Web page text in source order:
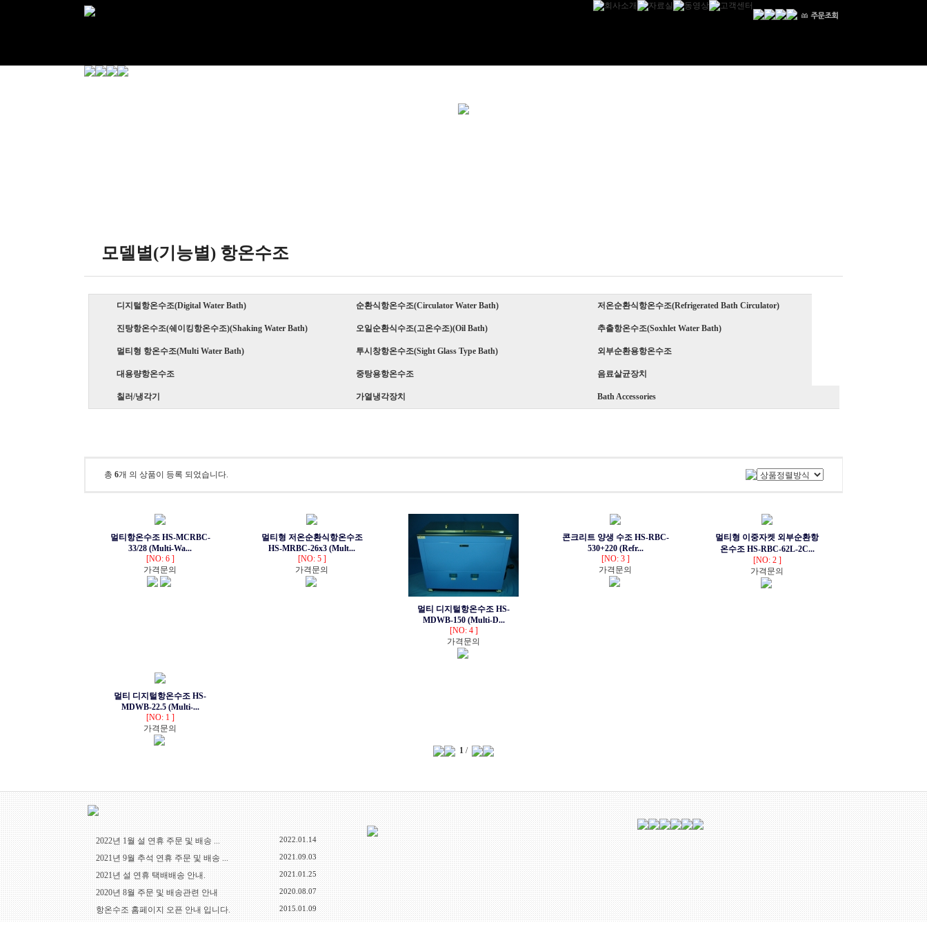
모델별(기능별) 항온수조
디지털항온수조(Digital Water Bath) 순환식항온수조(Circulator Water Bath) 저온순환식항온수조(Refrigerated Bath Circulator)
진탕항온수조(쉐이킹항온수조)(Shaking Water Bath) 오일순환식수조(고온수조)(Oil Bath) 추출항온수조(Soxhlet Water Bath)
멀티형 항온수조(Multi Water Bath) 투시창항온수조(Sight Glass Type Bath) 외부순환용항온수조
대용량항온수조 중탕용항온수조 음료살균장치
칠러/냉각기 가열냉각장치 Bath Accessories
총 6개 의 상품이 등록 되었습니다.
멀티항온수조 HS-MCRBC-
33/28 (Multi-Wa...
[NO: 6 ]
가격문의
멀티형 저온순환식항온수조
HS-MRBC-26x3 (Mult...
[NO: 5 ]
가격문의
멀티 디지털항온수조 HS-
MDWB-150 (Multi-D...
[NO: 4 ]
가격문의
콘크리트 양생 수조 HS-RBC-
530+220 (Refr...
[NO: 3 ]
가격문의
멀티형 이중자켓 외부순환항
온수조 HS-RBC-62L-2C...
[NO: 2 ]
가격문의
멀티 디지털항온수조 HS-
MDWB-22.5 (Multi-...
[NO: 1 ]
가격문의
1 /
2022년 1월 설 연휴 주문 및 배송 ... 2022.01.14
2021년 9월 추석 연휴 주문 및 배송 ... 2021.09.03
2021년 설 연휴 택배배송 안내. 2021.01.25
2020년 8월 주문 및 배송관련 안내 2020.08.07
항온수조 홈페이지 오픈 안내 입니다. 2015.01.09